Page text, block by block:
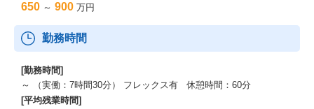
650 ～ 900 万円
勤務時間
[勤務時間]
～ （実働：7時間30分） フレックス有 休憩時間：60分
[平均残業時間]